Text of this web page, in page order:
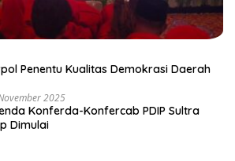
Penentu Kualitas Demokrasi Daerah
2025
Konferda-Konfercab PDIP Sultra
Dimulai